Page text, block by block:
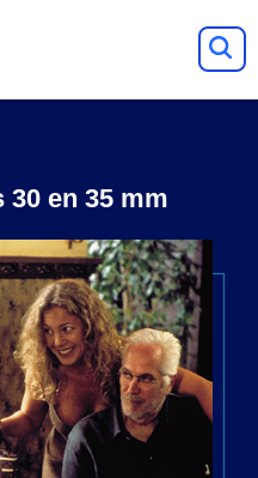
30 en 35 mm